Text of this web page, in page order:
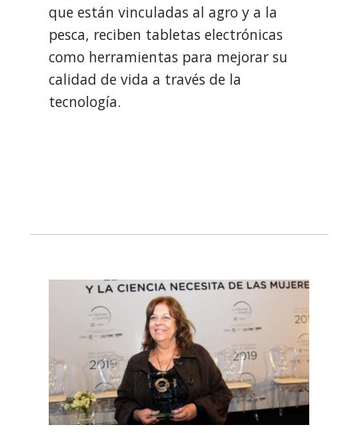
que están vinculadas al agro y a la
pesca, reciben tabletas electrónicas
como herramientas para mejorar su
calidad de vida a través de la
tecnología.